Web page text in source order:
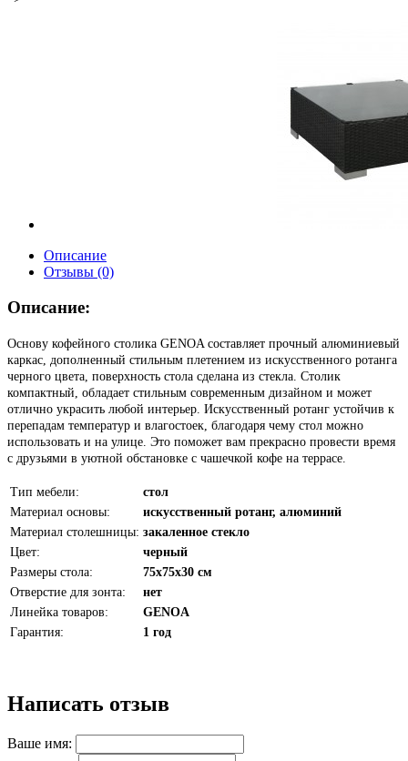
Описание
Отзывы (0)
Описание:
Основу кофейного столика GENOA составляет прочный алюминиевый
каркас, дополненный стильным плетением из искусственного ротанга
черного цвета, поверхность стола сделана из стекла. Столик
компактный, обладает стильным современным дизайном и может
отлично украсить любой интерьер. Искусственный ротанг устойчив к
перепадам температур и влагостоек, благодаря чему стол можно
использовать и на улице. Это поможет вам прекрасно провести время
с друзьями в уютной обстановке с чашечкой кофе на террасе.
Тип мебели:
стол
Материал основы:
искусственный ротанг, алюминий
Материал столешницы: закаленное стекло
Цвет:
черный
Размеры стола:
75x75x30 см
Отверстие для зонта:
нет
Линейка товаров:
GENOA
Гарантия:
1 год
Написать отзыв
Ваше имя: